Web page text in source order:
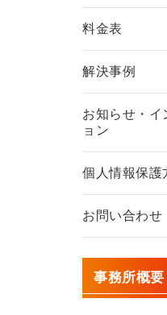
料金表
解決事例
お知らせ・イ
ョン
個人情報保護
お問い合わせ
事務所概要